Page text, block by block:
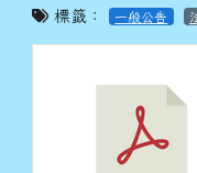
標籤： 一般公告